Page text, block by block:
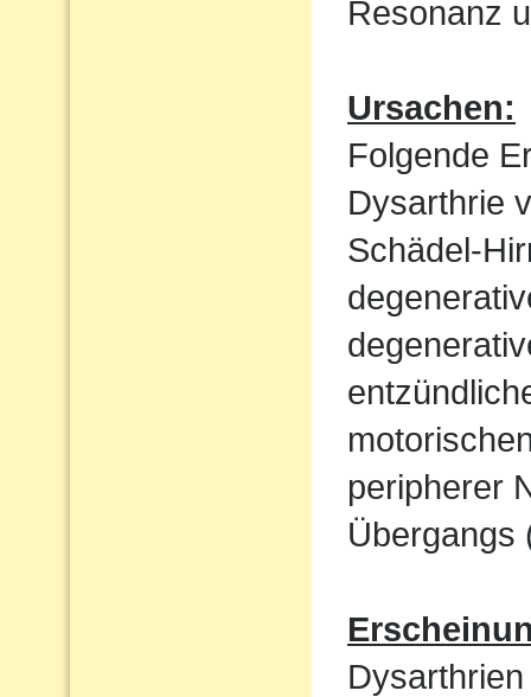
Resonanz
Ursachen:
Folgende
Dysarthrie
Schädel-
peripherer
Übergangs